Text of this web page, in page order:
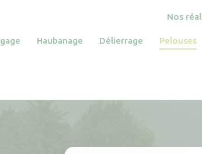
Nos
Haubanage Délierrage Pelouses
Dessouchage & broyage